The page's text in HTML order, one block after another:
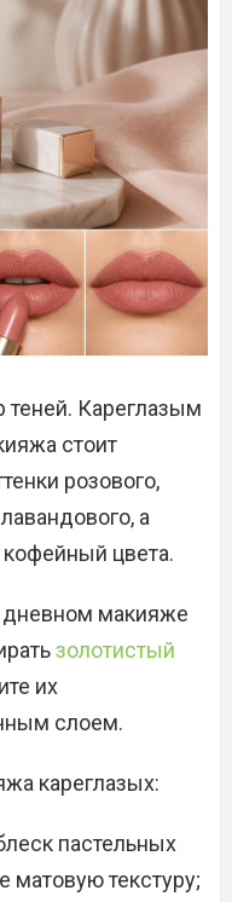
Кареглазым
стоит
розового,
а
цвета.
дневном макияже
золотистый
их
слоем.
кареглазых:
пастельных
матовую текстуру;